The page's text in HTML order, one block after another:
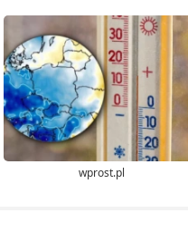
wprost.pl